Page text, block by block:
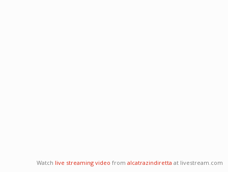
Watch live streaming video from alcatrazindiretta at livestream.com